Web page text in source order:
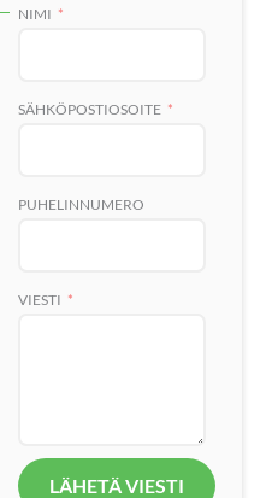
NIMI
SÄHKÖPOSTIOSOITE
PUHELINNUMERO
VIESTI
LÄHETÄ VIESTI